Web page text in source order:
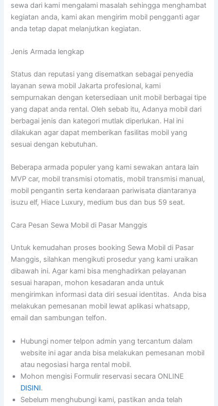
sewa dari kami mengalami masalah sehingga menghambat
kegiatan anda, kami akan mengirim mobil pengganti agar
anda tetap dapat melanjutkan kegiatan.
Jenis Armada lengkap
Status dan reputasi yang disematkan sebagai penyedia
layanan sewa mobil Jakarta profesional, kami
sempurnakan dengan ketersediaan unit mobil berbagai tipe
yang dapat anda rental. Oleh sebab itu, Adanya mobil dari
berbagai jenis dan kategori mutlak diperlukan. Hal ini
dilakukan agar dapat memberikan fasilitas mobil yang
sesuai dengan kebutuhan.
Beberapa armada populer yang kami sewakan antara lain
MVP car, mobil transmisi otomatis, mobil transmisi manual,
mobil pengantin serta kendaraan pariwisata diantaranya
isuzu elf, Hiace Luxury, medium bus dan bus 59 seat.
Cara Pesan Sewa Mobil di Pasar Manggis
Untuk kemudahan proses booking Sewa Mobil di Pasar
Manggis, silahkan mengikuti prosedur yang kami uraikan
dibawah ini. Agar kami bisa menghadirkan pelayanan
sesuai harapan, mohon kesadaran anda untuk
mengirimkan informasi data diri sesuai identitas. Anda bisa
melakukan pemesanan mobil lewat aplikasi whatsapp,
email dan sambungan telfon.
Hubungi nomer telpon admin yang tercantum dalam
website ini agar anda bisa melakukan pemesanan mobil
atau negosiasi harga rental mobil.
Mohon mengisi Formulir reservasi secara ONLINE
DISINI.
Sebelum menghubungi kami, pastikan anda telah